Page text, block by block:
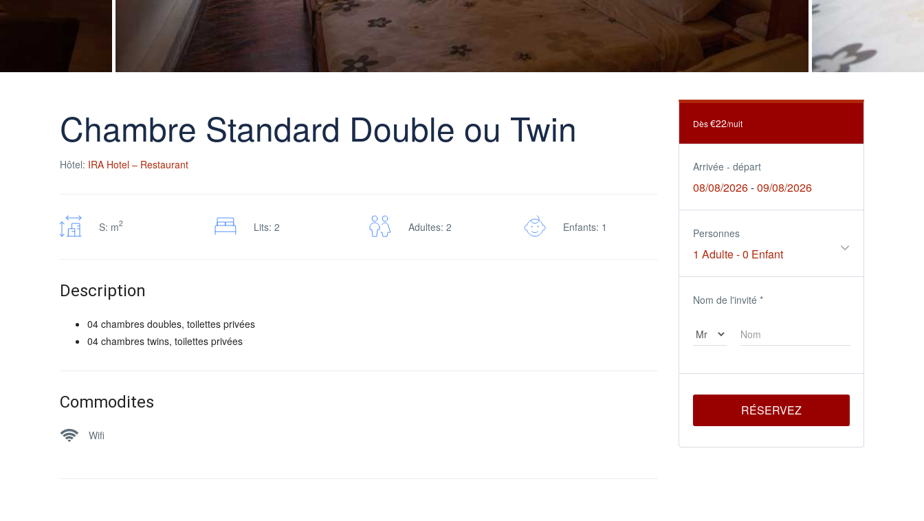
Chambre Standard Double ou Twin
Hôtel: IRA Hotel – Restaurant
S: m2 Lits: 2 Adultes: 2 Enfants: 1
Description
04 chambres doubles, toilettes privées
04 chambres twins, toilettes privées
Commodites
Wifi
Dès€22/nuit
Arrivée - départ
08/08/2026-09/08/2026
Personnes
1 Adulte-0 Enfant
Nom de l'invité *
RÉSERVEZ